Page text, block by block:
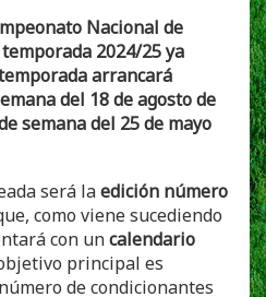
Nacional de
2024/25 ya
arrancará
del 18 de agosto de
semana del 25 de mayo
será laedición número
como viene sucediendo
con uncalendario
principal es
de condicionantes